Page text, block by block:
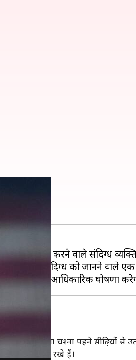
गया
पर गोलीबारी करने वाले संदिग्ध
गया है। संदिग्ध को जानने वाले
कैप और काला चश्मा पहने सीढ़ियों से
जूते पहन रखे हैं।